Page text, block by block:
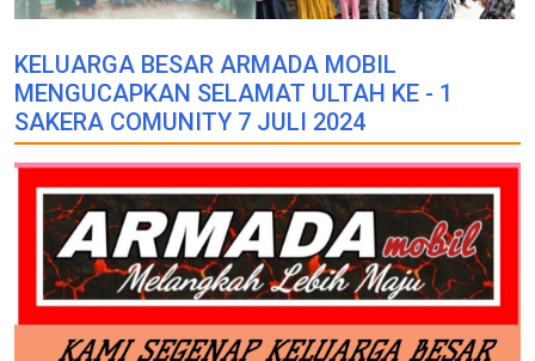
KELUARGA BESAR ARMADA MOBIL
MENGUCAPKAN SELAMAT ULTAH KE - 1
SAKERA COMUNITY 7 JULI 2024